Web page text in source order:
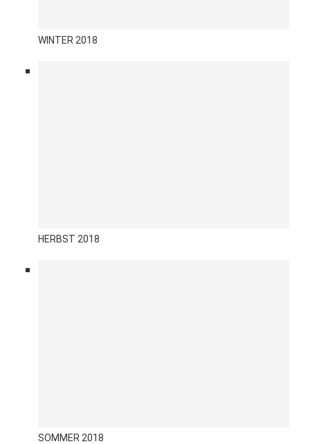
WINTER 2018
HERBST 2018
SOMMER 2018